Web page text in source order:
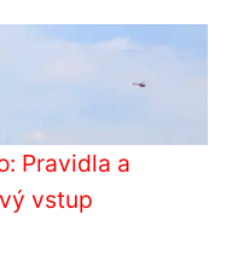
Pravidla a
vstup